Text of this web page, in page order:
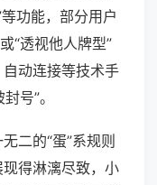
功能，部分用户
“透视他人牌型”
动连接等技术手
号”。
二的“蛋”系规则
得淋漓尽致，小